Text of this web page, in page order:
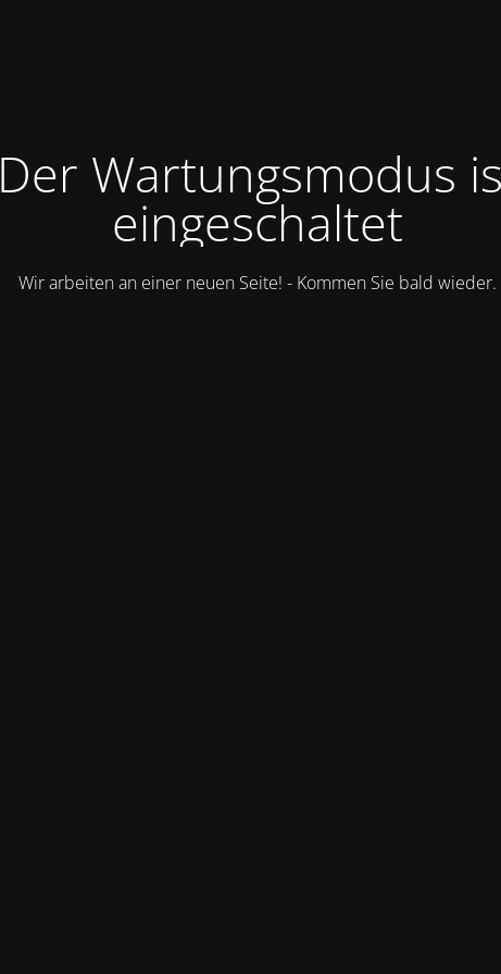
Der Wartungsmodus
eingeschaltet
Wir arbeiten an einer neuen Seite! - Kommen Sie bald wieder.